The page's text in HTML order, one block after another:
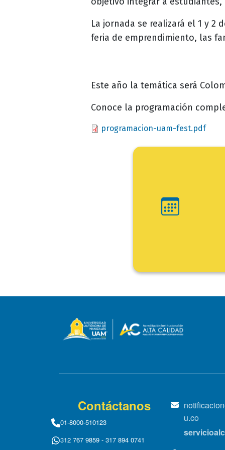
La jornada se realizará el 1 y 2
feria de emprendimiento, las
Este año la temática será
Conoce la programación
Document
programacion-uam-fest.pdf
Contáctanos
01-8000-510123
312 767 9859 - 317 894 0741
u.co